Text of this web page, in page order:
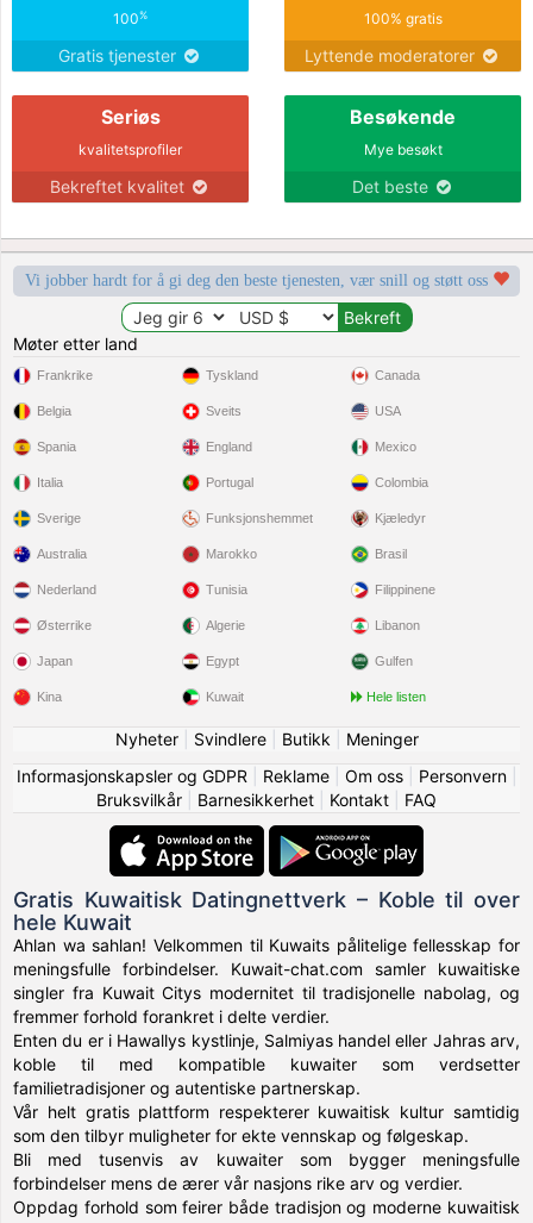
100%
Gratis tjenester
100% gratis
Lyttende moderatorer
Seriøs
kvalitetsprofiler
Bekreftet kvalitet
Besøkende
Mye besøkt
Det beste
Vi jobber hardt for å gi deg den beste tjenesten, vær snill og støtt oss
Møter etter land
Frankrike
Belgia
Spania
Italia
Sverige
Tyskland
Sveits
England
Portugal
Funksjonshemmet
Canada
USA
Mexico
Colombia
Kjæledyr
Australia
Nederland
Østerrike
Japan
Kina
Marokko
Tunisia
Algerie
Egypt
Kuwait
Brasil
Filippinene
Libanon
Gulfen
Hele listen
Nyheter| Svindlere| Butikk
Meninger
Informasjonskapsler og GDPR
Reklame| Om oss| Personvern|
Bruksvilkår
Barnesikkerhet Kontakt FAQ
Gratis Kuwaitisk Datingnettverk – Koble til over
hele Kuwait
Ahlan wa sahlan! Velkommen til Kuwaits pålitelige fellesskap for
meningsfulle forbindelser. Kuwait-chat.com samler kuwaitiske
singler fra Kuwait Citys modernitet til tradisjonelle nabolag, og
fremmer forhold forankret i delte verdier.
Enten du er i Hawallys kystlinje, Salmiyas handel eller Jahras arv,
koble til med kompatible kuwaiter som verdsetter
familietradisjoner og autentiske partnerskap.
Vår helt gratis plattform respekterer kuwaitisk kultur samtidig
som den tilbyr muligheter for ekte vennskap og følgeskap.
Bli med tusenvis av kuwaiter som bygger meningsfulle
forbindelser mens de ærer vår nasjons rike arv og verdier.
Oppdag forhold som feirer både tradisjon og moderne kuwaitisk